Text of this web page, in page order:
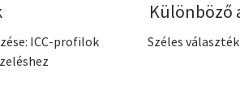
ICC-profilok
Különböző
Széles